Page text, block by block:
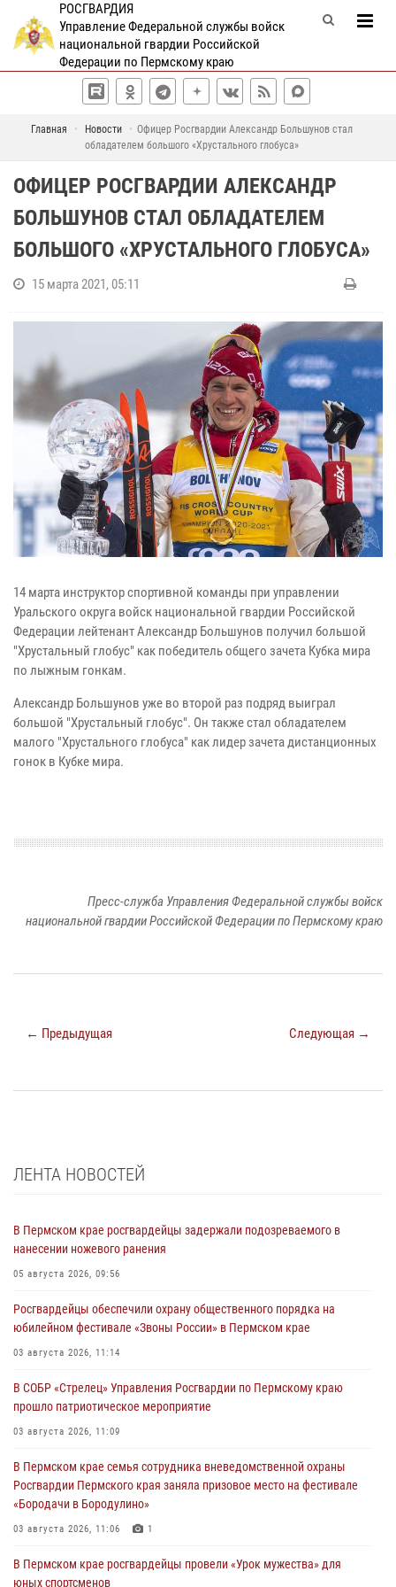
РОСГВАРДИЯ
Управление Федеральной службы войск
национальной гвардии Российской
Федерации по Пермскому краю
Главная Новости
Офицер Росгвардии Александр Большунов стал
обладателем большого «Хрустального глобуса»
ОФИЦЕР РОСГВАРДИИ АЛЕКСАНДР
БОЛЬШУНОВ СТАЛ ОБЛАДАТЕЛЕМ
БОЛЬШОГО «ХРУСТАЛЬНОГО ГЛОБУСА»
15 марта 2021, 05:11
14 марта инструктор спортивной команды при управлении
Уральского округа войск национальной гвардии Российской
Федерации лейтенант Александр Большунов получил большой
"Хрустальный глобус" как победитель общего зачета Кубка мира
по лыжным гонкам.
Александр Большунов уже во второй раз подряд выиграл
большой "Хрустальный глобус". Он также стал обладателем
малого "Хрустального глобуса" как лидер зачета дистанционных
гонок в Кубке мира.
Пресс-служба Управления Федеральной службы войск
национальной гвардии Российской Федерации по Пермскому краю
← Предыдущая Следующая →
ЛЕНТА НОВОСТЕЙ
В Пермском крае росгвардейцы задержали подозреваемого в
нанесении ножевого ранения
05 августа 2026, 09:56
Росгвардейцы обеспечили охрану общественного порядка на
юбилейном фестивале «Звоны России» в Пермском крае
03 августа 2026, 11:14
В СОБР «Стрелец» Управления Росгвардии по Пермскому краю
прошло патриотическое мероприятие
03 августа 2026, 11:09
В Пермском крае семья сотрудника вневедомственной охраны
Росгвардии Пермского края заняла призовое место на фестивале
«Бородачи в Бородулино»
03 августа 2026, 11:06 1
В Пермском крае росгвардейцы провели «Урок мужества» для
юных спортсменов